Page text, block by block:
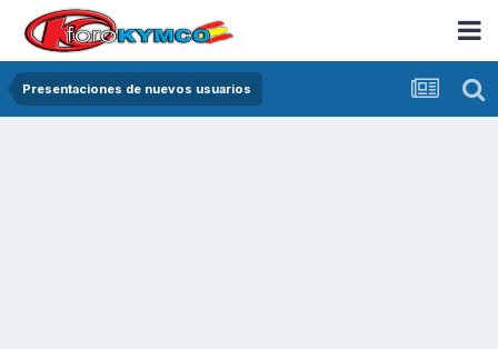
Presentaciones de nuevos usuarios